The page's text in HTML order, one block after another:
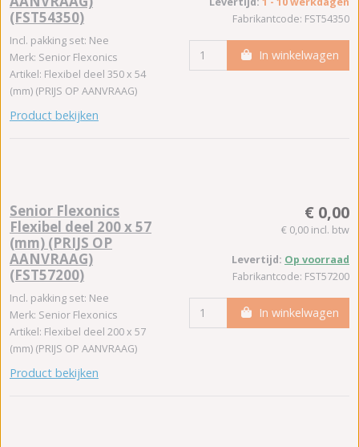
(FST54350)
Incl. pakking set: Nee
Merk: Senior Flexonics
Artikel: Flexibel deel 350 x 54
(mm) (PRIJS OP AANVRAAG)
Product bekijken
Fabrikantcode: FST54350
In winkelwagen
Senior Flexonics
Flexibel deel 200 x 57
(mm) (PRIJS OP
AANVRAAG)
(FST57200)
Incl. pakking set: Nee
Merk: Senior Flexonics
Artikel: Flexibel deel 200 x 57
(mm) (PRIJS OP AANVRAAG)
Product bekijken
€ 0,00
€ 0,00 incl. btw
Levertijd: Op voorraad
Fabrikantcode: FST57200
In winkelwagen